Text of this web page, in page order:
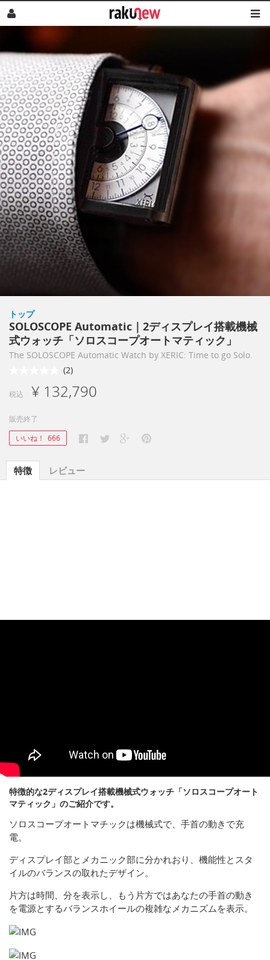
トップ
SOLOSCOPE Automatic｜2ディスプレイ搭載機械
式ウォッチ「ソロスコープオートマティック」
The SOLOSCOPE Automatic Watch by XERIC: Time to go Solo.
(2)
税込 ¥ 132,790
販売終了
いいね！ 666
特徴 レビュー
特徴的な2ディスプレイ搭載機械式ウォッチ「ソロスコープオート
マティック」のご紹介です。
ソロスコープオートマチックは機械式で、手首の動きで充
電。
ディスプレイ部とメカニック部に分かれおり、機能性とスタ
イルのバランスの取れたデザイン。
片方は時間、分を表示し、もう片方ではあなたの手首の動き
を電源とするバランスホイールの複雑なメカニズムを表示。